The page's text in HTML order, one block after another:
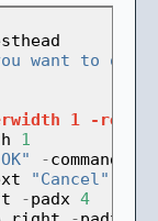
want to
1 -relief
1
-
"Cancel"
-padx 4